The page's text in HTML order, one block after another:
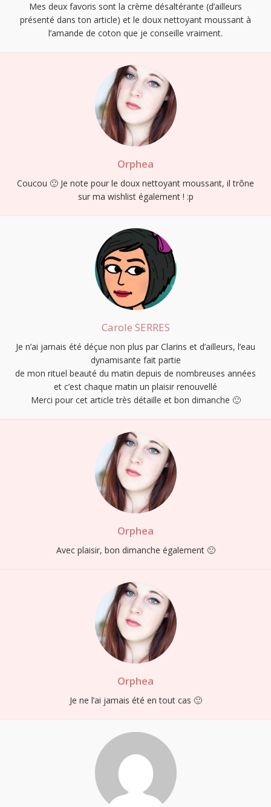
Mes deux favoris sont la crème désaltérante (d’ailleurs
présenté dans ton article) et le doux nettoyant moussant à
l’amande de coton que je conseille vraiment.
Orphea
Coucou 🙂 Je note pour le doux nettoyant moussant, il trône
sur ma wishlist également ! :p
Carole SERRES
Je n’ai jamais été déçue non plus par Clarins et d’ailleurs, l’eau
dynamisante fait partie
de mon rituel beauté du matin depuis de nombreuses années
et c’est chaque matin un plaisir renouvellé
Merci pour cet article très détaille et bon dimanche 🙂
Orphea
Avec plaisir, bon dimanche également 🙂
Orphea
Je ne l’ai jamais été en tout cas 🙂